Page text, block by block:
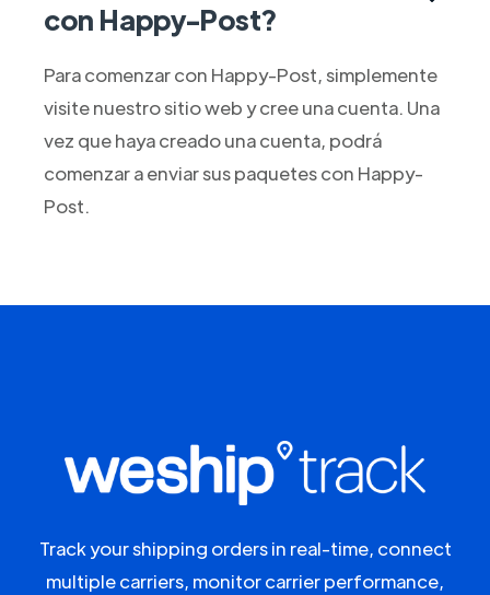
con Happy-Post?
Para comenzar con Happy-Post, simplemente
visite nuestro sitio web y cree una cuenta. Una
vez que haya creado una cuenta, podrá
comenzar a enviar sus paquetes con Happy-
Post.
Track your shipping orders in real-time, connect
multiple carriers, monitor carrier performance,